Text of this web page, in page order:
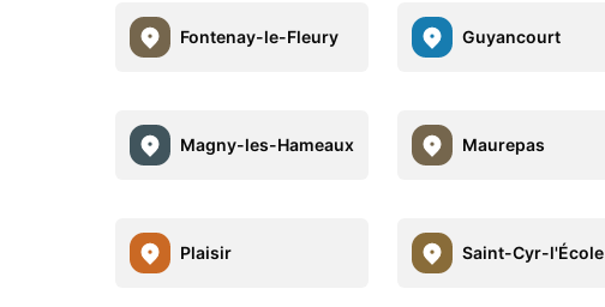
Fontenay-le-Fleury Guyancourt
Magny-les-Hameaux Maurepas
Plaisir Saint-Cyr-l'École